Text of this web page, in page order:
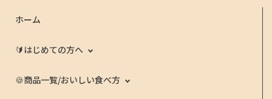
ホーム
🔰はじめての方へ
🍪商品一覧/おいしい食べ方